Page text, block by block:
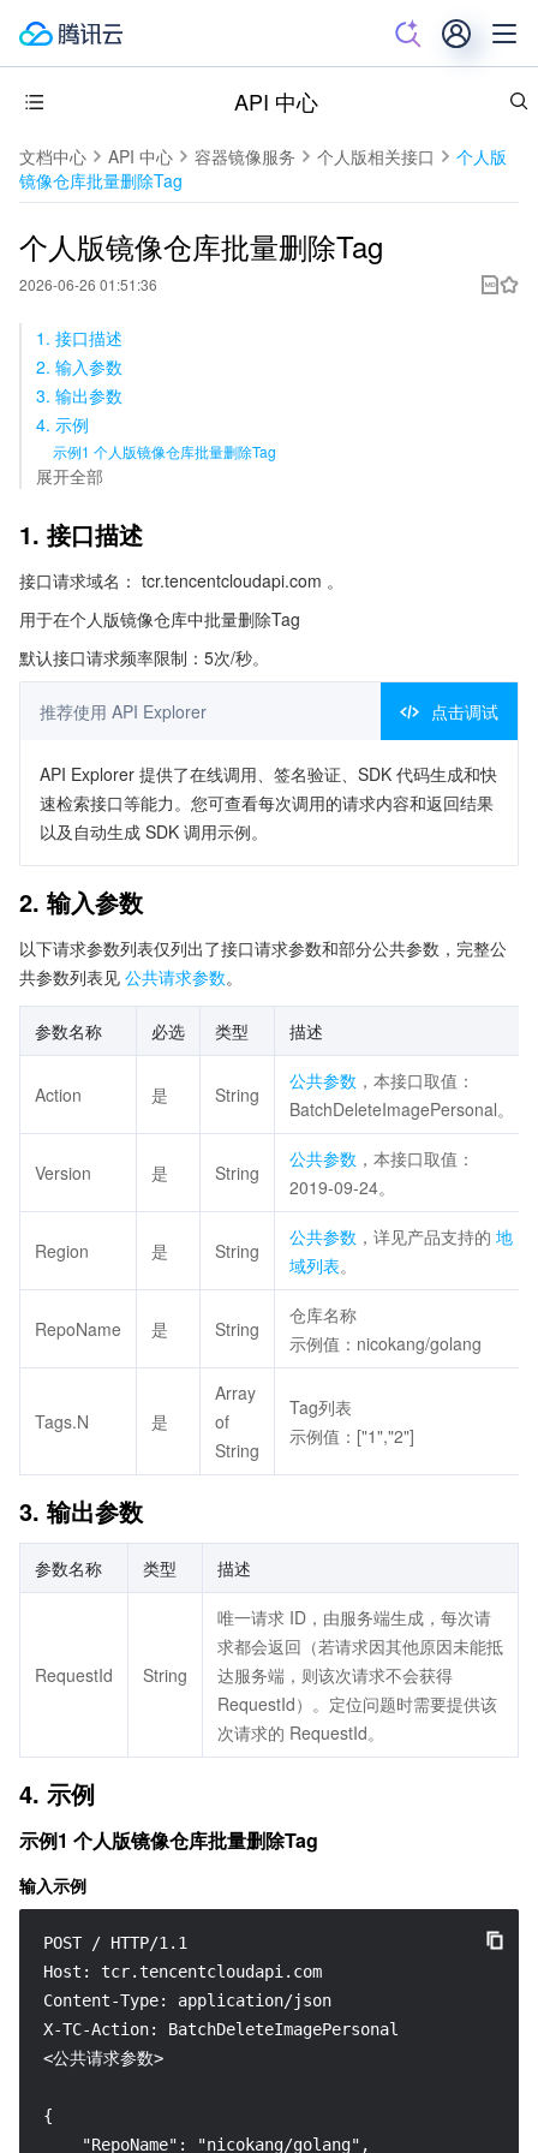
API 中心
文档中心 API 中心 容器镜像服务 个人版相关接口
个人版
镜像仓库批量删除Tag
个人版镜像仓库批量删除Tag
2026-06-26 01:51:36
1. 接口描述
2. 输入参数
3. 输出参数
4. 示例
示例1 个人版镜像仓库批量删除Tag
展开全部
1. 接口描述
接口请求域名： tcr.tencentcloudapi.com 。
用于在个人版镜像仓库中批量删除Tag
默认接口请求频率限制：5次/秒。
推荐使用 API Explorer 点击调试
API Explorer 提供了在线调用、签名验证、SDK 代码生成和快
速检索接口等能力。您可查看每次调用的请求内容和返回结果
以及自动生成 SDK 调用示例。
2. 输入参数
以下请求参数列表仅列出了接口请求参数和部分公共参数，完整公
共参数列表见 公共请求参数。
参数名称 必选 类型 描述
Action 是 String
公共参数 ，本接口取值：
BatchDeleteImagePersonal。
Version 是 String
公共参数 ，本接口取值：
2019-09-24。
Region 是 String
公共参数 ，详见产品支持的 地
域列表。
RepoName 是 String
仓库名称
示例值：nicokang/golang
Tags.N 是
Array
of
String
Tag列表
示例值：["1","2"]
3. 输出参数
参数名称 类型 描述
RequestId String
唯一请求 ID，由服务端生成，每次请
求都会返回（若请求因其他原因未能抵
达服务端，则该次请求不会获得
RequestId）。定位问题时需要提供该
次请求的 RequestId。
4. 示例
示例1 个人版镜像仓库批量删除Tag
输入示例
POST / HTTP/1.1
Host: tcr.tencentcloudapi.com
Content-Type: application/json
X-TC-Action: BatchDeleteImagePersonal
<公共请求参数>
{
    "RepoName": "nicokang/golang",